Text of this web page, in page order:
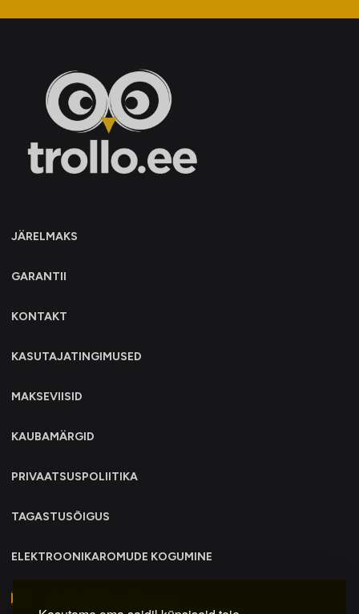
JÄRELMAKS
GARANTII
KONTAKT
KASUTAJATINGIMUSED
MAKSEVIISID
KAUBAMÄRGID
PRIVAATSUSPOLIITIKA
TAGASTUSÕIGUS
ELEKTROONIKAROMUDE KOGUMINE